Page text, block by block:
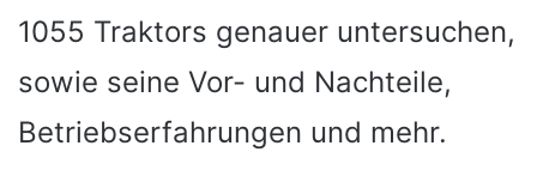
1055 Traktors genauer untersuchen,
sowie seine Vor- und Nachteile,
Betriebserfahrungen und mehr.